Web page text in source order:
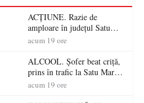
ACȚIUNE. Razie de
amploare în județul Satu
Mare! Polițiștii au dat sute
șoferi fără permis într-o
singură zi
acum 19 ore
ALCOOL. Șofer beat criță,
prins în trafic la Satu Mare!
Alcoolemie uriașă
acum 19 ore